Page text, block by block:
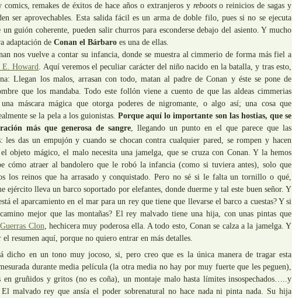
comics, remakes de éxitos de hace años o extranjeros y rebootso reinicios de sagas y
ser aprovechables. Esta salida fácil es un arma de doble filo, pues si no se ejecuta
guión coherente, pueden salir churros para esconderse debajo del asiento. Y mucho
adaptación de Conan el Bárbaro es una de ellas.
nos vuelve a contar su infancia, donde se muestra al cimmerio de forma más fiel a
E. Howard
. Aquí veremos el peculiar carácter del niño nacido en la batalla, y tras esto,
Llegan los malos, arrasan con todo, matan al padre de Conan y éste se pone de
que los mandaba. Todo este follón viene a cuento de que las aldeas cimmerias
máscara mágica que otorga poderes de nigromante, o algo así; una cosa que
se la pela a los guionistas. Porque aquí lo importante son las hostias, que se
más que generosa de sangre , llegando un punto en el que parece que las
les das un empujón y cuando se chocan contra cualquier pared, se rompen y hacen
el objeto mágico, el malo necesita una jamelga, que se cruza con Conan. Y la hemos
cómo atraer al bandolero que le robó la infancia (como si tuviera antes), solo que
los reinos que ha arrasado y conquistado. Pero no sé si le falta un tornillo o qué,
ejército lleva un barco soportado por elefantes, donde duerme y tal este buen señor. Y
el aparcamiento en el mar para un rey que tiene que llevarse el barco a cuestas? Y si
mejor que las montañas? El rey malvado tiene una hija, con unas pintas que
Guerras Clon , hechicera muy poderosa ella. A todo esto, Conan se calza a la jamelga. Y
resumen aquí, porque no quiero entrar en más detalles.
dicho en un tono muy jocoso, si, pero creo que es la única manera de tragar esta
durante media película (la otra media no hay por muy fuerte que les peguen),
en gruñidos y gritos (no es coña), un montaje malo hasta límites insospechados…..y
El malvado rey que ansía el poder sobrenatural no hace nada ni pinta nada. Su hija